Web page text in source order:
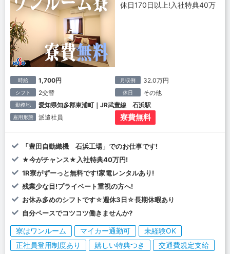
休日170日以上!入社特典40万
時給 1,700円 月収例 32.0万円
シフト 2交替 休日 その他
勤務地 愛知県知多郡東浦町｜JR武豊線 石浜駅
雇用形態 派遣社員 寮費無料
「豊田自動織機 石浜工場」でのお仕事です!
★今がチャンス★入社特典40万円!
1R寮がずーっと無料です!家電レンタルあり!
残業少な目!プライベート重視の方へ!
お休み多めのシフトです☆週休3日☆長期休暇あり
自分ペースでコツコツ働きませんか?
寮はワンルーム マイカー通勤可
未経験OK
正社員登用制度あり
嬉しい特典つき
交通費規定支給